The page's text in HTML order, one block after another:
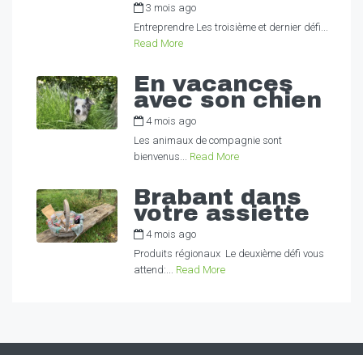
3 mois ago
Entreprendre Les troisième et dernier défi...
Read More
En vacances
avec son chien
4 mois ago
Les animaux de compagnie sont
bienvenus... Read More
Brabant dans
votre assiette
4 mois ago
Produits régionaux Le deuxième défi vous
attend:... Read More